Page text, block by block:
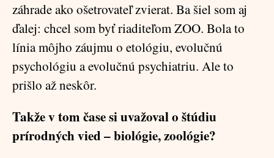
záhrade ako ošetrovateľ zvierat. Ba šiel som aj
ďalej: chcel som byť riaditeľom ZOO. Bola to
línia môjho záujmu o etológiu, evolučnú
psychológiu a evolučnú psychiatriu. Ale to
prišlo až neskôr.
Takže v tom čase si uvažoval o štúdiu
prírodných vied –biológie, zoológie?